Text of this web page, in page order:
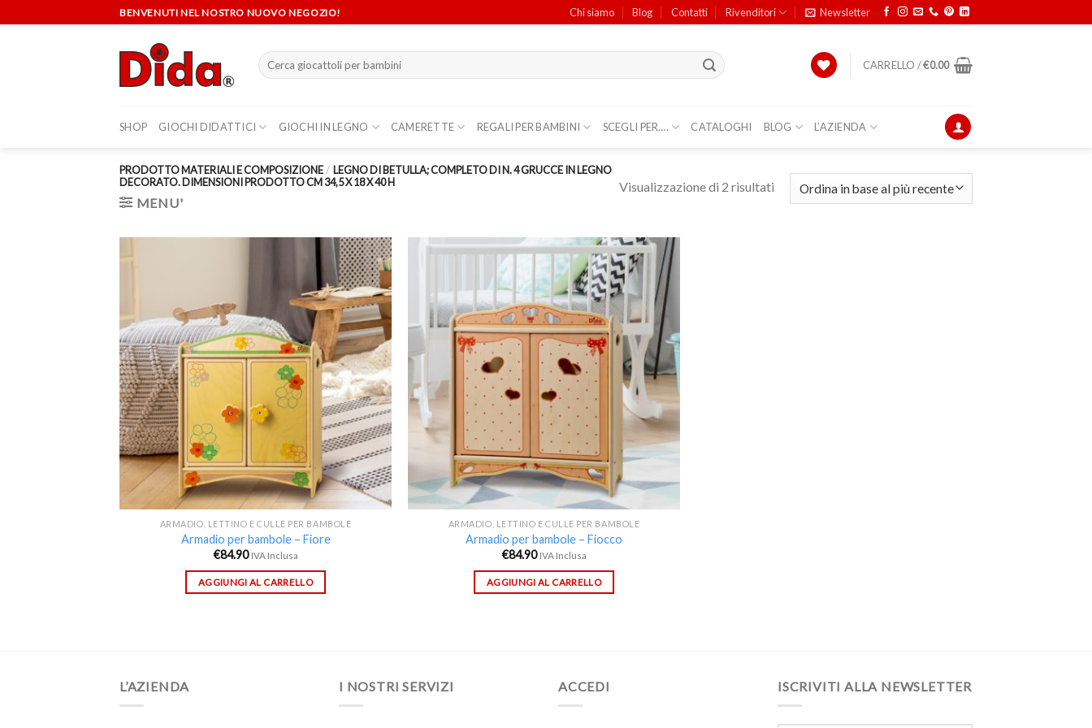
to
BENVENUTI NEL NOSTRO NUOVO NEGOZIO! Chi siamo Blog Contatti Rivenditori Newsletter
Cerca:
CARRELLO /€0.00
SHOP GIOCHI DIDATTICI GIOCHI IN LEGNO CAMERETTE REGALI PER BAMBINI SCEGLI PER…. CATALOGHI BLOG L’AZIENDA
PRODOTTO MATERIALI E COMPOSIZIONE / LEGNO DI BETULLA; COMPLETO DI N. 4 GRUCCE IN LEGNO
DECORATO. DIMENSIONI PRODOTTO CM 34,5 X 18 X 40 H
MENU'
Visualizzazione di 2 risultati
Aggiungi
alla lista
dei
desideri
ARMADIO, LETTINO E CULLE PER BAMBOLE
Armadio per bambole – Fiore
€84.90 IVA Inclusa
AGGIUNGI AL CARRELLO
Aggiungi
alla lista
dei
desideri
ARMADIO, LETTINO E CULLE PER BAMBOLE
Armadio per bambole – Fiocco
€84.90 IVA Inclusa
AGGIUNGI AL CARRELLO
L’AZIENDA I NOSTRI SERVIZI ACCEDI ISCRIVITI ALLA NEWSLETTER